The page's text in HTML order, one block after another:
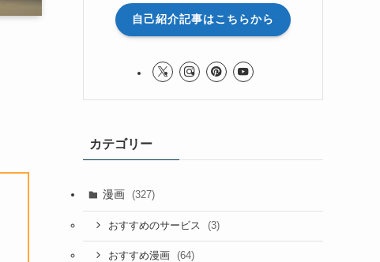
自己紹介記事はこちらから
カテゴリー
漫画 (327)
おすすめのサービス (3)
おすすめ漫画 (64)